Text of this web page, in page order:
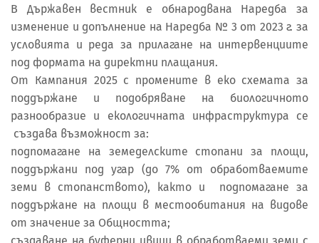
В Държавен вестник е обнародвана Наредба за
изменение и допълнение на Наредба № 3 от 2023 г. за
условията и реда за прилагане на интервенциите
под формата на директни плащания.
От Кампания 2025 с промените в еко схемата за
поддържане и подобряване на биологичното
разнообразие и екологичната инфраструктура се
създава възможност за:
подпомагане на земеделските стопани за площи,
поддържани под угар (до 7% от обработваемите
земи в стопанството), както и подпомагане за
поддържане на площи в местообитания на видове
от значение за Общността;
създаване на буферни ивици в обработваеми земи с